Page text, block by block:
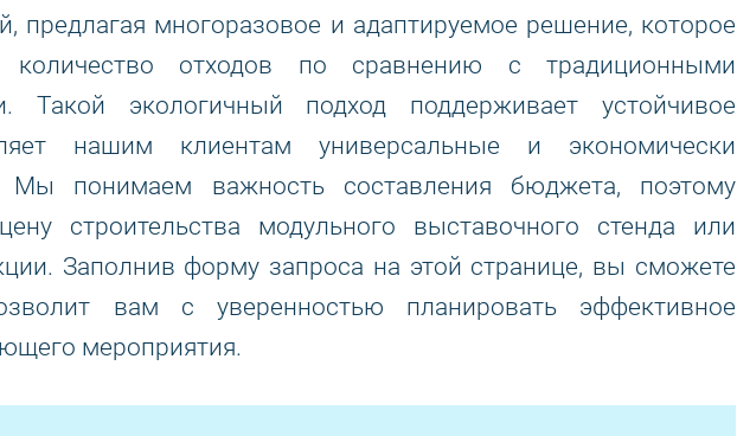
предлагая многоразовое и адаптируемое решение, которое
количество отходов по сравнению с традиционными
Такой экологичный подход поддерживает устойчивое
нашим клиентам универсальные и экономически
Мы понимаем важность составления бюджета, поэтому
строительства модульного выставочного стенда или
Заполнив форму запроса на этой странице, вы сможете
вам с уверенностью планировать эффективное
мероприятия.